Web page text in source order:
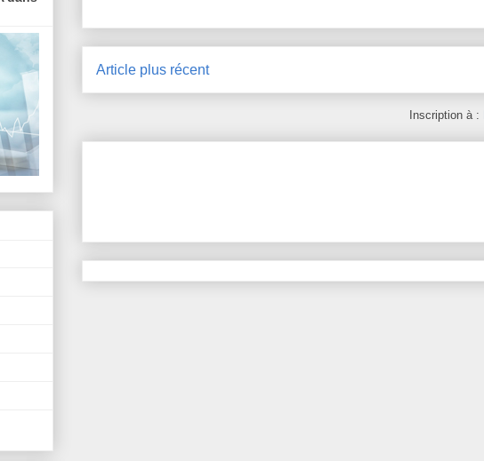
Article plus récent
Inscription à :